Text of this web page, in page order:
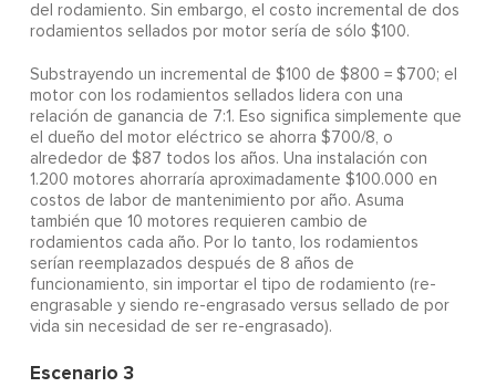
del rodamiento. Sin embargo, el costo incremental de dos
rodamientos sellados por motor sería de sólo $100.
Substrayendo un incremental de $100 de $800 = $700; el
motor con los rodamientos sellados lidera con una
relación de ganancia de 7:1. Eso significa simplemente que
el dueño del motor eléctrico se ahorra $700/8, o
alrededor de $87 todos los años. Una instalación con
1.200 motores ahorraría aproximadamente $100.000 en
costos de labor de mantenimiento por año. Asuma
también que 10 motores requieren cambio de
rodamientos cada año. Por lo tanto, los rodamientos
serían reemplazados después de 8 años de
funcionamiento, sin importar el tipo de rodamiento (re-
engrasable y siendo re-engrasado versus sellado de por
vida sin necesidad de ser re-engrasado).
Escenario 3